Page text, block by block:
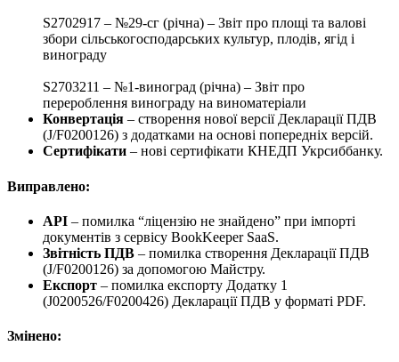
S2702917 – №29-сг (річна) – Звіт про площі та валові
збори сільськогосподарських культур, плодів, ягід і
винограду
S2703211 – №1-виноград (річна) – Звіт про
перероблення винограду на виноматеріали
Конвертація – створення нової версії Декларації ПДВ
(J/F0200126) з додатками на основі попередніх версій.
Сертифікати – нові сертифікати КНЕДП Укрсиббанку.
Виправлено:
API – помилка “ліцензію не знайдено” при імпорті
документів з сервісу BookKeeper SaaS.
Звітність ПДВ – помилка створення Декларації ПДВ
(J/F0200126) за допомогою Майстру.
Експорт – помилка експорту Додатку 1
(J0200526/F0200426) Декларації ПДВ у форматі PDF.
Змінено: